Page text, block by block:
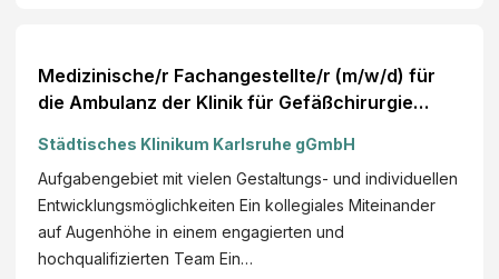
Medizinische/r Fachangestellte/r (m/w/d) für
die Ambulanz der Klinik für Gefäßchirurgie
Städtisches Klinikum Karlsruhe gGmbH
Aufgabengebiet mit vielen Gestaltungs- und individuellen
Entwicklungsmöglichkeiten Ein kollegiales Miteinander
auf Augenhöhe in einem engagierten und
hochqualifizierten Team Ein…